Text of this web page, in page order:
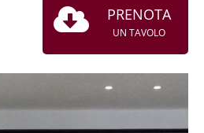
PRENOTA
UN TAVOLO